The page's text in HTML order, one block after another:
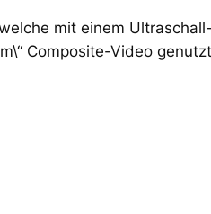
mit einem
Composite-Video